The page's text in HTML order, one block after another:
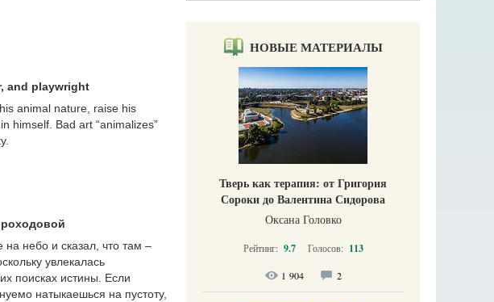
and playwright
animal nature, raise his
himself. Bad art “animalizes”
небо и сказал, что там –
увлекалась
поисках истины. Если
натыкаешься на пустоту,
НОВЫЕ МАТЕРИАЛЫ
Тверь как терапия: от Григория
Сороки до Валентина Сидорова
Оксана Головко
Рейтинг: 9.7 Голосов: 113
1 904 2